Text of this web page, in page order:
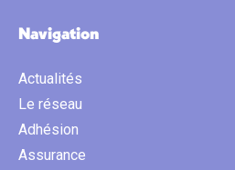
Navigation
Actualités
Le réseau
Adhésion
Assurance